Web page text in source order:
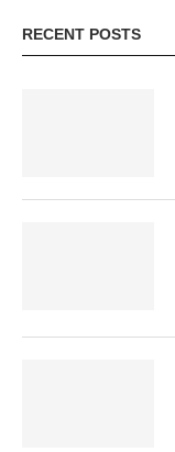
RECENT POSTS